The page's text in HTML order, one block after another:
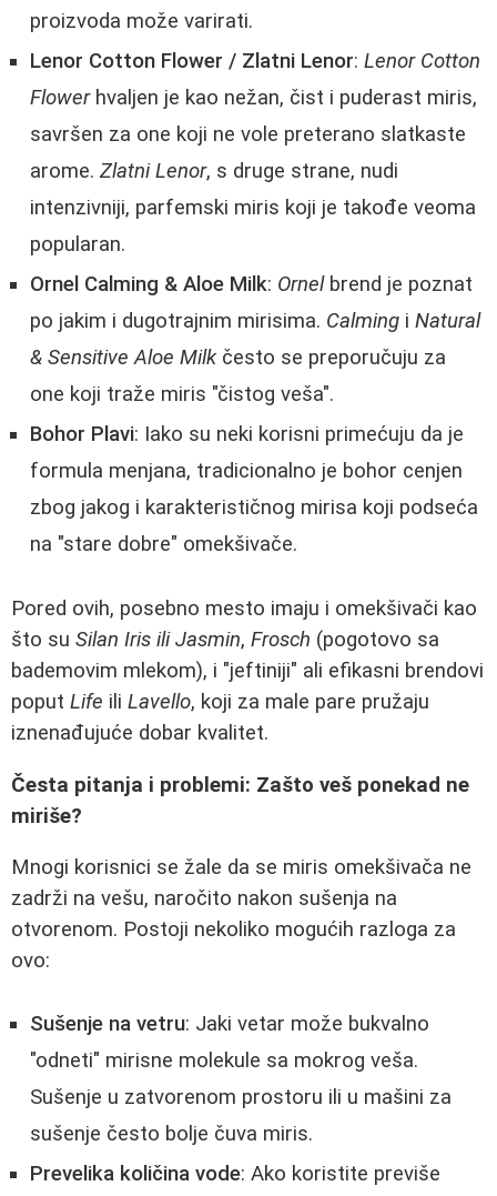
proizvoda može varirati.
Lenor Cotton Flower / Zlatni Lenor: Lenor Cotton
Flowerhvaljen je kao nežan, čist i puderast miris,
savršen za one koji ne vole preterano slatkaste
arome. Zlatni Lenor, s druge strane, nudi
intenzivniji, parfemski miris koji je takođe veoma
popularan.
Ornel Calming & Aloe Milk: Ornelbrend je poznat
po jakim i dugotrajnim mirisima. Calming i Natural
& Sensitive Aloe Milkčesto se preporučuju za
one koji traže miris "čistog veša".
Bohor Plavi: Iako su neki korisni primećuju da je
formula menjana, tradicionalno je bohor cenjen
zbog jakog i karakterističnog mirisa koji podseća
na "stare dobre" omekšivače.
Pored ovih, posebno mesto imaju i omekšivači kao
što su Silan Iris ili Jasmin, Frosch (pogotovo sa
bademovim mlekom), i "jeftiniji" ali efikasni brendovi
poput Life ili Lavello, koji za male pare pružaju
iznenađujuće dobar kvalitet.
Česta pitanja i problemi: Zašto veš ponekad ne
miriše?
Mnogi korisnici se žale da se miris omekšivača ne
zadrži na vešu, naročito nakon sušenja na
otvorenom. Postoji nekoliko mogućih razloga za
ovo:
Sušenje na vetru: Jaki vetar može bukvalno
"odneti" mirisne molekule sa mokrog veša.
Sušenje u zatvorenom prostoru ili u mašini za
sušenje često bolje čuva miris.
Prevelika količina vode: Ako koristite previše